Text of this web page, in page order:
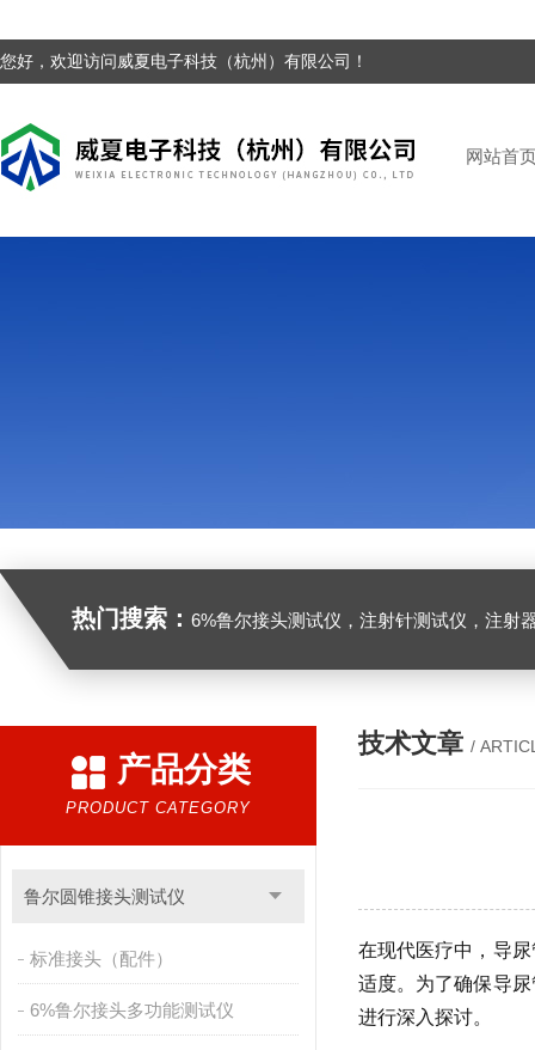
您好，欢迎访问威夏电子科技（杭州）有限公司！
网站首
热门搜索： 6%鲁尔接头测试仪，注射针测试仪，注射器测试仪，缝合针测试仪，缝合线测试仪，导管测
产品分类
PRODUCT CATEGORY
鲁尔圆锥接头测试仪
标准接头（配件）
6%鲁尔接头多功能测试仪
技术文章 /
在现代医疗中，导
适度。为了确保导
进行深入探讨。